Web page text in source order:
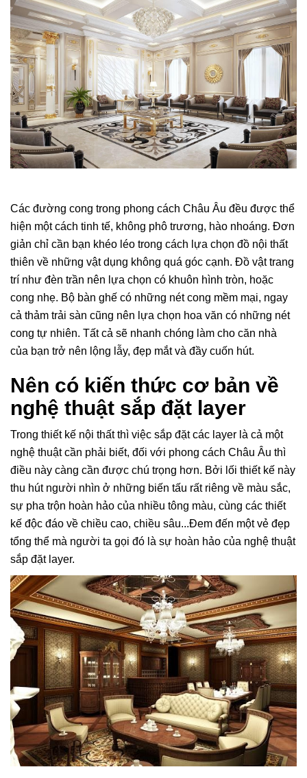
Các đường cong trong phong cách Châu Âu đều được thể
hiện một cách tinh tế, không phô trương, hào nhoáng. Đơn
giản chỉ cần bạn khéo léo trong cách lựa chọn đồ nội thất
thiên về những vật dụng không quá góc cạnh. Đồ vật trang
trí như đèn trần nên lựa chọn có khuôn hình tròn, hoặc
cong nhẹ. Bộ bàn ghế có những nét cong mềm mại, ngay
cả thảm trải sàn cũng nên lựa chọn hoa văn có những nét
cong tự nhiên. Tất cả sẽ nhanh chóng làm cho căn nhà
của bạn trở nên lộng lẫy, đẹp mắt và đầy cuốn hút.
Nên có kiến thức cơ bản về
nghệ thuật sắp đặt layer
Trong thiết kế nội thất thì việc sắp đặt các layer là cả một
nghệ thuật cần phải biết, đối với phong cách Châu Âu thì
điều này càng cần được chú trọng hơn. Bởi lối thiết kế này
thu hút người nhìn ở những biến tấu rất riêng về màu sắc,
sự pha trộn hoàn hảo của nhiều tông màu, cùng các thiết
kế độc đáo về chiều cao, chiều sâu...Đem đến một vẻ đẹp
tổng thể mà người ta gọi đó là sự hoàn hảo của nghệ thuật
sắp đặt layer.